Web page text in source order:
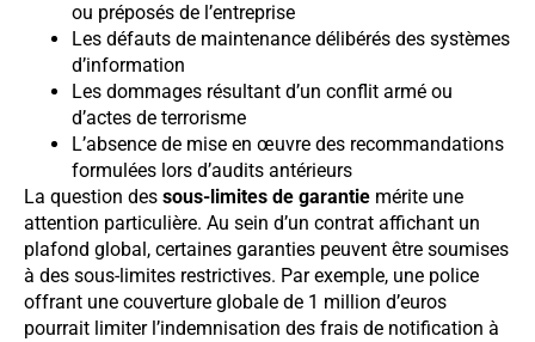
ou préposés de l’entreprise
Les défauts de maintenance délibérés des systèmes
d’information
Les dommages résultant d’un conflit armé ou
d’actes de terrorisme
L’absence de mise en œuvre des recommandations
formulées lors d’audits antérieurs
La question des sous-limites de garantie mérite une
attention particulière. Au sein d’un contrat affichant un
plafond global, certaines garanties peuvent être soumises
à des sous-limites restrictives. Par exemple, une police
offrant une couverture globale de 1 million d’euros
pourrait limiter l’indemnisation des frais de notification à